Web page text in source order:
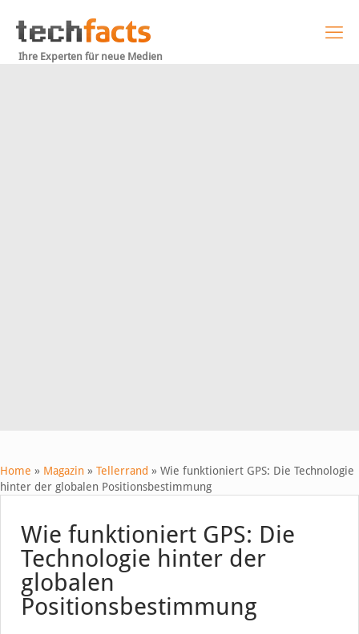
Ihre Experten für neue Medien
Home » Magazin » Tellerrand » Wie funktioniert GPS: Die Technologie
hinter der globalen Positionsbestimmung
Wie funktioniert GPS: Die
Technologie hinter der
globalen
Positionsbestimmung